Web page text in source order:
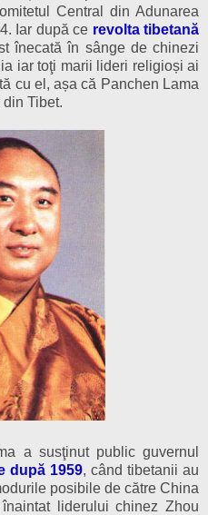
Central din Adunarea
Iar după ce revolta tibetană
înecată în sânge de chinezi
iar toţi marii lideri religioși ai
cu el, așa că Panchen Lama
Tibet.
a susţinut public guvernul
după 1959, când tibetanii au
posibile de către China
liderului chinez Zhou